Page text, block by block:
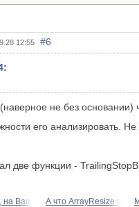
12:55 #6
:
не без основании)
его анализировать. Не
две функции -
на Ваш А что ArrayResize в